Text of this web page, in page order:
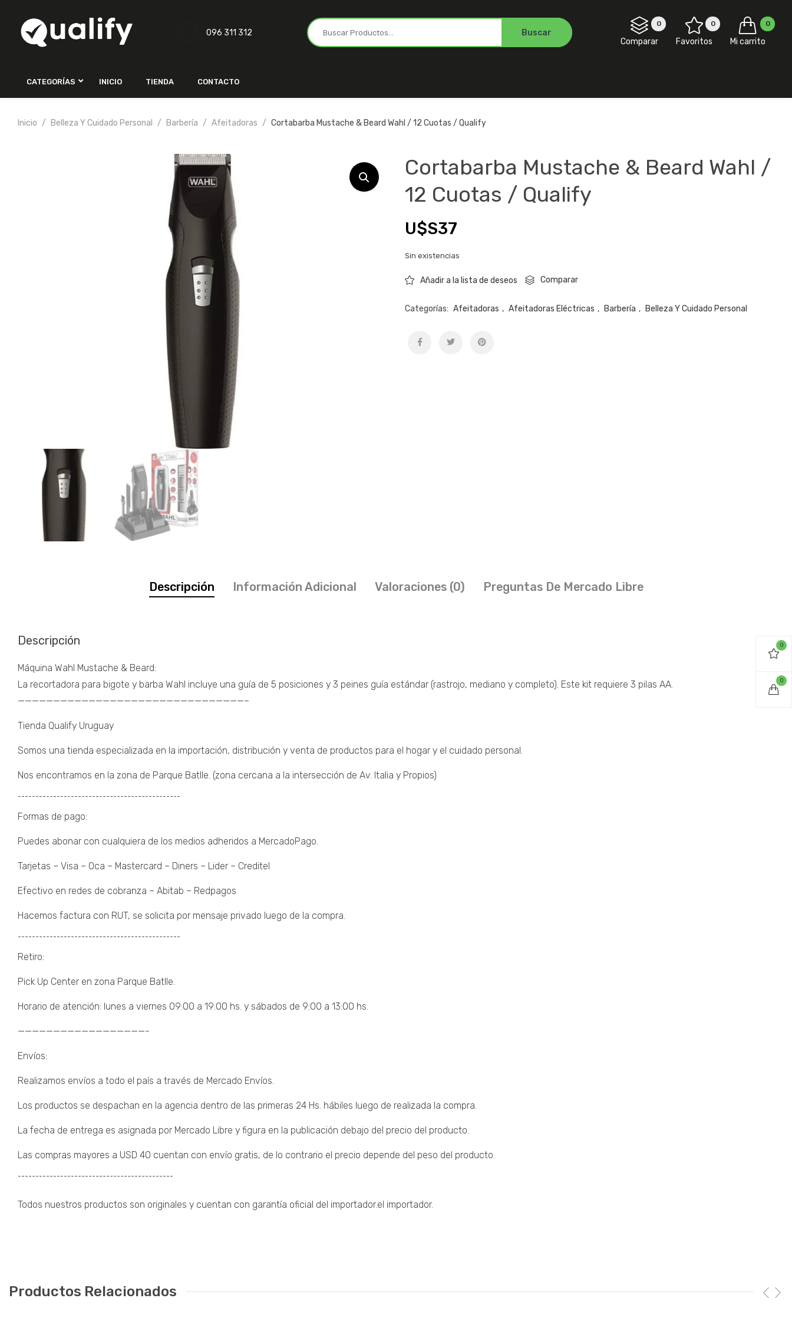
096 311 312
0
Comparar
0
Favoritos
0
Mi carrito
CATEGORÍAS INICIO TIENDA CONTACTO
Inicio Belleza Y Cuidado Personal Barbería Afeitadoras Cortabarba Mustache & Beard Wahl / 12 Cuotas / Qualify
Cortabarba Mustache & Beard Wahl /
12 Cuotas / Qualify
U$S37
Sin existencias
Añadir a la lista de deseos Comparar
Categorías: Afeitadoras , Afeitadoras Eléctricas , Barbería , Belleza Y Cuidado Personal
Descripción Información Adicional Valoraciones (0) Preguntas De Mercado Libre
Descripción
Máquina Wahl Mustache & Beard:
La recortadora para bigote y barba Wahl incluye una guía de 5 posiciones y 3 peines guía estándar (rastrojo, mediano y completo). Este kit requiere 3 pilas AA.
————————————————————————————————–
Tienda Qualify Uruguay
Somos una tienda especializada en la importación, distribución y venta de productos para el hogar y el cuidado personal.
Nos encontramos en la zona de Parque Batlle. (zona cercana a la intersección de Av. Italia y Propios)
¯¯¯¯¯¯¯¯¯¯¯¯¯¯¯¯¯¯¯¯¯¯¯¯¯¯¯¯¯¯¯¯¯¯¯¯¯¯¯¯¯¯¯¯¯¯
Formas de pago:
Puedes abonar con cualquiera de los medios adheridos a MercadoPago.
Tarjetas – Visa – Oca – Mastercard – Diners – Lider – Creditel
Efectivo en redes de cobranza – Abitab – Redpagos
Hacemos factura con RUT, se solicita por mensaje privado luego de la compra.
¯¯¯¯¯¯¯¯¯¯¯¯¯¯¯¯¯¯¯¯¯¯¯¯¯¯¯¯¯¯¯¯¯¯¯¯¯¯¯¯¯¯¯¯¯¯
Retiro:
Pick Up Center en zona Parque Batlle.
Horario de atención: lunes a viernes 09:00 a 19:00 hs. y sábados de 9:00 a 13:00 hs.
——————————————————-
Envíos:
Realizamos envíos a todo el país a través de Mercado Envíos.
Los productos se despachan en la agencia dentro de las primeras 24 Hs. hábiles luego de realizada la compra.
La fecha de entrega es asignada por Mercado Libre y figura en la publicación debajo del precio del producto.
Las compras mayores a USD 40 cuentan con envío gratis, de lo contrario el precio depende del peso del producto.
¯¯¯¯¯¯¯¯¯¯¯¯¯¯¯¯¯¯¯¯¯¯¯¯¯¯¯¯¯¯¯¯¯¯¯¯¯¯¯¯¯¯¯¯
Todos nuestros productos son originales y cuentan con garantía oficial del importador.el importador.
Productos Relacionados
0
0